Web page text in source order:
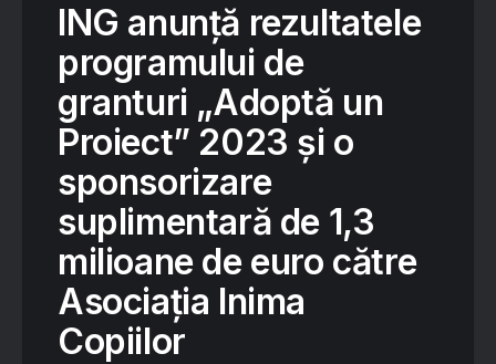
ING anunță rezultatele
programului de
granturi „Adoptă un
Proiect” 2023 și o
sponsorizare
suplimentară de 1,3
milioane de euro către
Asociația Inima
Copiilor